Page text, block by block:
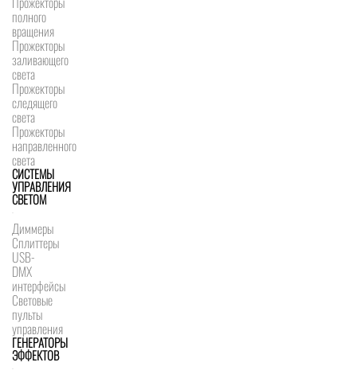
полного
вращения
Прожекторы
заливающего
света
Прожекторы
следящего
света
Прожекторы
направленного
света
СИСТЕМЫ
УПРАВЛЕНИЯ
СВЕТОМ
Диммеры
Сплиттеры
USB-
DMX
интерфейсы
Световые
пульты
управления
ГЕНЕРАТОРЫ
ЭФФЕКТОВ